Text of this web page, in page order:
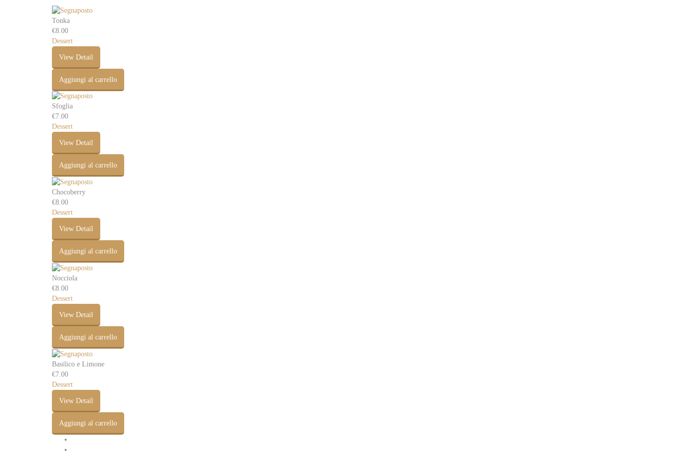
Tonka
€8.00
Dessert
View Detail
Aggiungi al carrello
Sfoglia
€7.00
Dessert
View Detail
Aggiungi al carrello
Chocoberry
€8.00
Dessert
View Detail
Aggiungi al carrello
Nocciola
€8.00
Dessert
View Detail
Aggiungi al carrello
Basilico e Limone
€7.00
Dessert
View Detail
Aggiungi al carrello